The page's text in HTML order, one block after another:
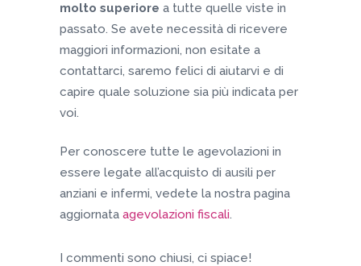
molto superiore a tutte quelle viste in
passato. Se avete necessità di ricevere
maggiori informazioni, non esitate a
contattarci, saremo felici di aiutarvi e di
capire quale soluzione sia più indicata per
voi.
Per conoscere tutte le agevolazioni in
essere legate all’acquisto di ausili per
anziani e infermi, vedete la nostra pagina
aggiornata agevolazioni fiscali.
I commenti sono chiusi, ci spiace!